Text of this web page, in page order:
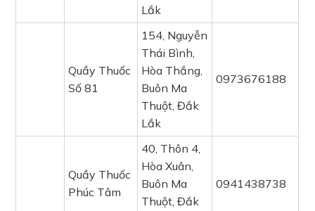
Lắk
Quầy Thuốc
Số 81
154, Nguyễn
Thái Bình,
Hòa Thắng,
Buôn Ma
Thuột, Đắk
Lắk
0973676188
Quầy Thuốc
Phúc Tâm
40, Thôn 4,
Hòa Xuân,
Buôn Ma
Thuột, Đắk
0941438738